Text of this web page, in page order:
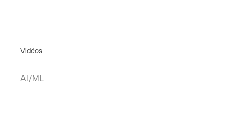
Vidéos
AI/ML